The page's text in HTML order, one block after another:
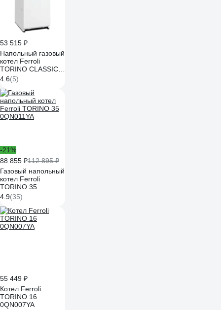
53 515 ₽
Напольный газовый
котел Ferroli
TORINO CLASSIC
25 0QN105YA
4.6(5)
-21%
88 855 ₽112 895 ₽
Газовый напольный
котел Ferroli
TORINO 35
0QN011YA
4.9(35)
55 449 ₽
Котел Ferroli
TORINO 16
0QN007YA